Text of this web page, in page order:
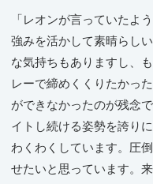
「レオンが言っていたよ
強みを活かして素晴らし
な気持ちもありますし、
レーで締めくくりたかっ
ができなかったのが残念
イトし続ける姿勢を誇り
わくわくしています。圧
せたいと思っています。